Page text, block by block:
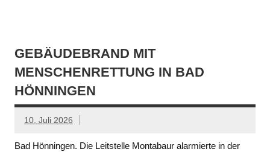
GEBÄUDEBRAND MIT
MENSCHENRETTUNG IN BAD
HÖNNINGEN
10. Juli 2026
Bad Hönningen. Die Leitstelle Montabaur alarmierte in der